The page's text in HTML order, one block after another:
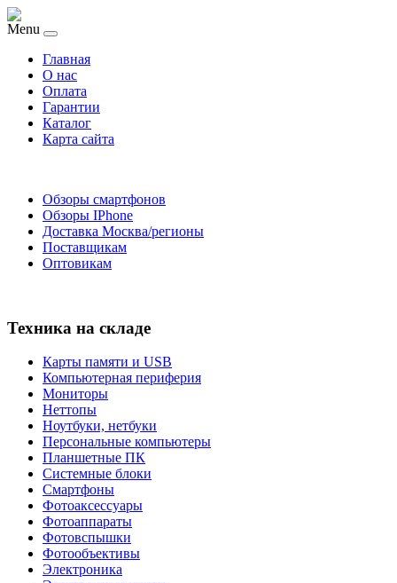
Menu
Главная
O нас
Оплата
Гарантии
Каталог
Карта сайта
Обзоры смартфонов
Обзоры IPhone
Доставка Москва/регионы
Поставщикам
Оптовикам
Техника на складе
Карты памяти и USB
Компьютерная периферия
Мониторы
Неттопы
Ноутбуки, нетбуки
Персональные компьютеры
Планшетные ПК
Системные блоки
Смартфоны
Фотоаксессуары
Фотоаппараты
Фотовспышки
Фотообъективы
Электроника